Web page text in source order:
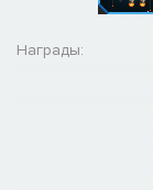
Награды: